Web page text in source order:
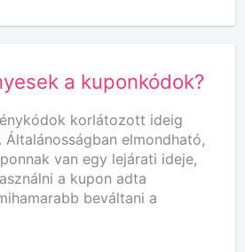
a kuponkódok?
korlátozott ideig
Általánosságban elmondható,
van egy lejárati ideje,
a kupon adta
beváltani a